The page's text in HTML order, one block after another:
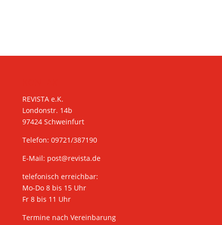
REVISTA e.K.
Londonstr. 14b
97424 Schweinfurt
Telefon: 09721/387190
E-Mail: post@revista.de
telefonisch erreichbar:
Mo-Do 8 bis 15 Uhr
Fr 8 bis 11 Uhr
Termine nach Vereinbarung